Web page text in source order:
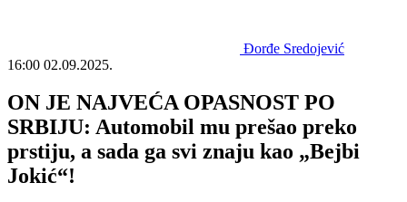
Đorđe Sredojević
16:00 02.09.2025.
ON JE NAJVEĆA OPASNOST PO
SRBIJU: Automobil mu prešao preko
prstiju, a sada ga svi znaju kao „Bejbi
Jokić“!